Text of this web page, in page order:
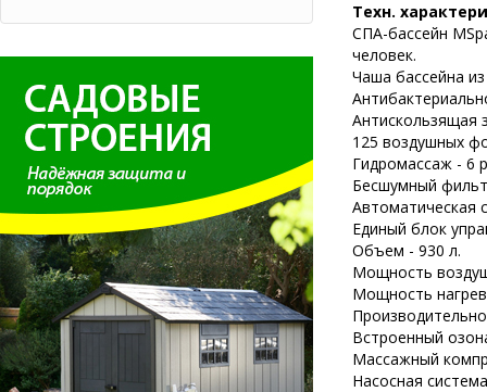
Техн.
СПА-бассейн
человек.
Чаша бассейна
Антискользящая
125 воздушных
Гидромассаж - 6
Бесшумный
Автоматическая
Единый блок
Объем - 930 л.
Мощность
Мощность
Встроенный
Массажный
Насосная